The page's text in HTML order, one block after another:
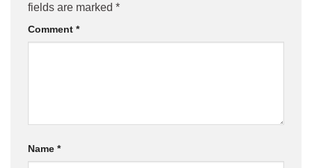
fields are marked *
Comment *
Name *